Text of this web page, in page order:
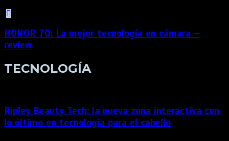
HONOR 70: La mejor tecnología en cámara –
review
TECNOLOGÍA
Ripley Beauty Tech: la nueva zona interactiva con
lo último en tecnología para el cabello